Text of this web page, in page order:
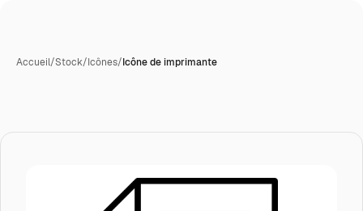
Accueil/Stock/Icônes/Icône de imprimante